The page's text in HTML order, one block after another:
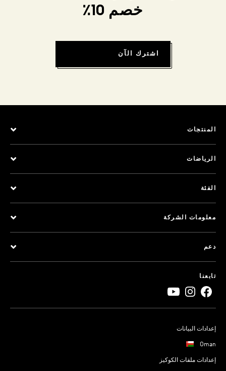
خصم 10٪
اشترك الآن
المنتجات
الرياضات
الفئة
معلومات الشركة
دعم
تابعنا
إعدادات البيانات
Oman
إعدادات ملفات الكوكيز